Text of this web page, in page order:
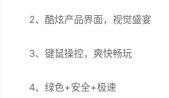
2、酷炫产品界面，视觉盛宴
3、键鼠操控，爽快畅玩
4、绿色+安全+极速